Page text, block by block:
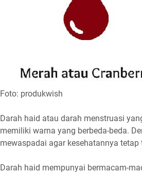
Foto: produkwish
Darah haid atau darah menstruasi
memiliki warna yang berbeda-beda.
mewaspadai agar kesehatannya tetap
Darah haid mempunyai bermacam-